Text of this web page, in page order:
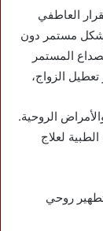
العاطفي
بشكل مستمر دون
المستمر
الزواج،
الروحية.
لعلاج
تطهير روحي